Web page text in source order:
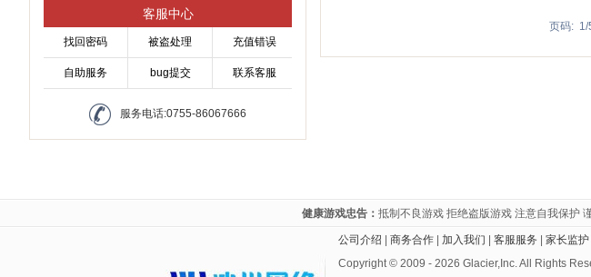
客服中心
找回密码 被盗处理 充值错误
自助服务 bug提交 联系客服
服务电话:0755-86067666
页码: 1/
健康游戏忠告： 抵制不良游戏 拒绝盗版游戏 注意自我保护
公司介绍 | 商务合作 | 加入我们 | 客服服务 | 家长监护
Copyright © 2009 - 2026 Glacier,Inc. All Rights